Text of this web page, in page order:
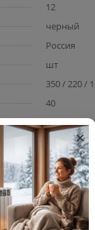
12
черный
Россия
шт
350 / 220 /
40
сталь
320 / 200 /
упаковка
1
9
×